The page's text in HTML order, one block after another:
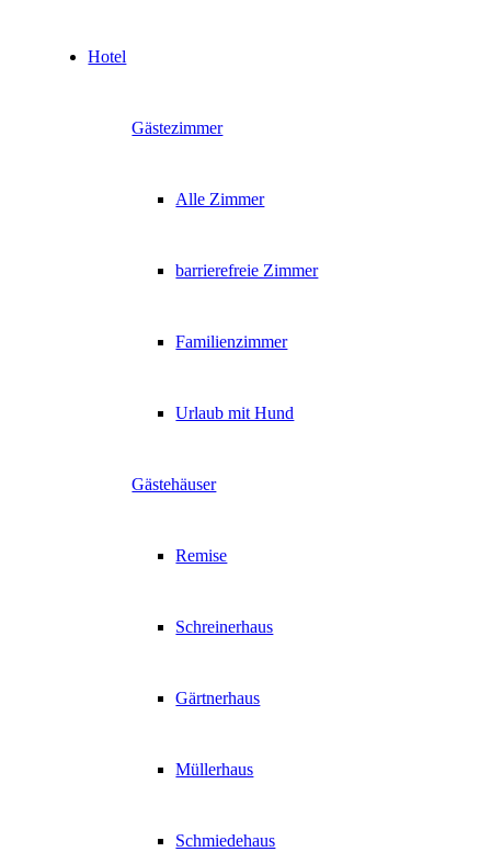
Hotel
Gästezimmer
Alle Zimmer
barrierefreie Zimmer
Familienzimmer
Urlaub mit Hund
Gästehäuser
Remise
Schreinerhaus
Gärtnerhaus
Müllerhaus
Schmiedehaus